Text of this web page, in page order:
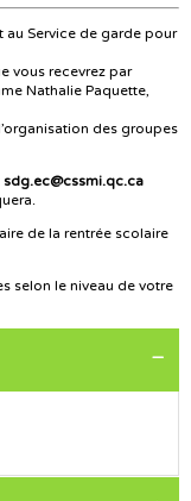
au Service de garde pour
vous recevrez par
Nathalie Paquette,
des groupes
sdg.ec@cssmi.qc.ca
de la rentrée scolaire
selon le niveau de votre